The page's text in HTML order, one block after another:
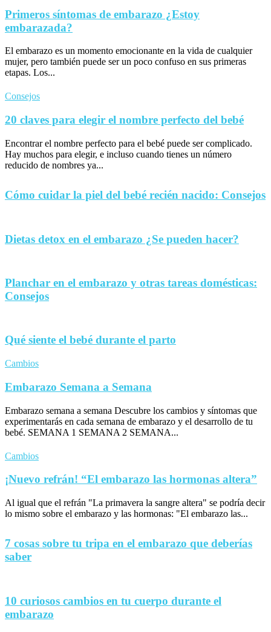
Primeros síntomas de embarazo ¿Estoy
embarazada?
El embarazo es un momento emocionante en la vida de cualquier
mujer, pero también puede ser un poco confuso en sus primeras
etapas. Los...
Consejos
20 claves para elegir el nombre perfecto del bebé
Encontrar el nombre perfecto para el bebé puede ser complicado.
Hay muchos para elegir, e incluso cuando tienes un número
reducido de nombres ya...
Cómo cuidar la piel del bebé recién nacido: Consejos
Dietas detox en el embarazo ¿Se pueden hacer?
Planchar en el embarazo y otras tareas domésticas:
Consejos
Qué siente el bebé durante el parto
Cambios
Embarazo Semana a Semana
Embarazo semana a semana Descubre los cambios y síntomas que
experimentarás en cada semana de embarazo y el desarrollo de tu
bebé. SEMANA 1 SEMANA 2 SEMANA...
Cambios
¡Nuevo refrán! “El embarazo las hormonas altera”
Al igual que el refrán "La primavera la sangre altera" se podría decir
lo mismo sobre el embarazo y las hormonas: "El embarazo las...
7 cosas sobre tu tripa en el embarazo que deberías
saber
10 curiosos cambios en tu cuerpo durante el
embarazo